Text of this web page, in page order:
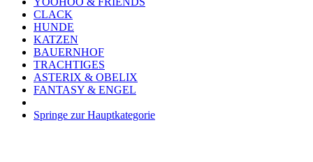
CLACK
HUNDE
KATZEN
BAUERNHOF
TRACHTIGES
ASTERIX & OBELIX
FANTASY & ENGEL
Springe zur Hauptkategorie